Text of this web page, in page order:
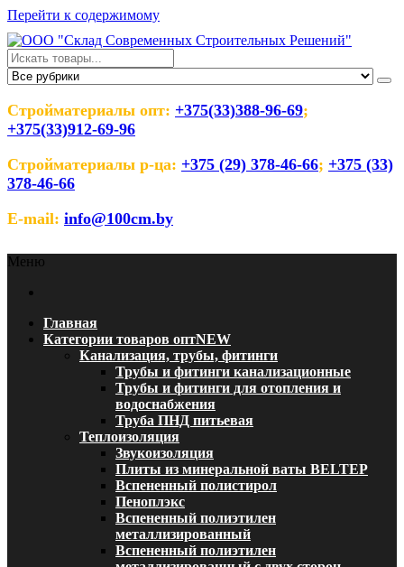
Перейти к содержимому
ООО "Склад Современных
Строительных Решений"
Оптовый магазин строительных материалов
Стройматериалы опт: +375(33)388-96-69;
+375(33)912-69-96
Стройматериалы р-ца: +375 (29) 378-46-66; +375 (33)
378-46-66
E-mail: info@100cm.by
Меню
Главная
Категории товаров оптNEW
Канализация, трубы, фитинги
Трубы и фитинги канализационные
Трубы и фитинги для отопления и
водоснабжения
Труба ПНД питьевая
Теплоизоляция
Звукоизоляция
Плиты из минеральной ваты BELTEP
Вспененный полистирол
Пеноплэкс
Вспененный полиэтилен
металлизированный
Вспененный полиэтилен